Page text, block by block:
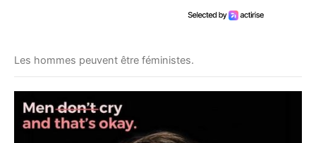
Les hommes peuvent être féministes.